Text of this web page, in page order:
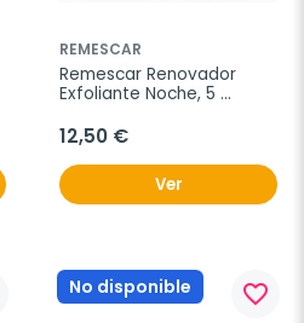
REMESCAR
Remescar Renovador
Exfoliante Noche, 5
12,50 €
Ver
No disponible favorite_border